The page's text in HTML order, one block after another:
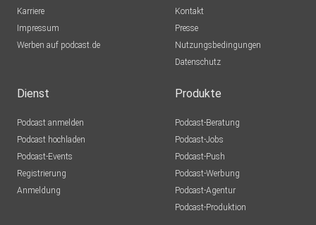
driesnerJackyJohn
gladbeck
lars148
Sehnde
Karriere
Impressum
Werben auf podcast.de
Kontakt
Presse
Nutzungsbedingungen
Datenschutz
Dienst
Podcast anmelden
Podcast hochladen
Podcast-Events
Registrierung
Anmeldung
Produkte
Podcast-Beratung
Podcast-Jobs
Podcast-Push
Podcast-Werbung
Podcast-Agentur
Podcast-Produktion